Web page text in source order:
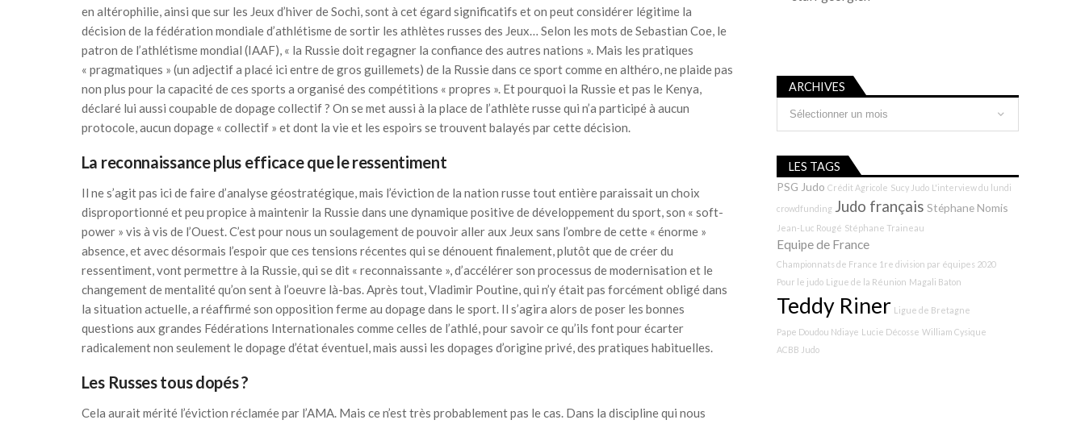
en altérophilie, ainsi que sur les Jeux d’hiver de Sochi, sont à cet égard significatifs et on peut considérer légitime la
décision de la fédération mondiale d’athlétisme de sortir les athlètes russes des Jeux… Selon les mots de Sebastian Coe, le
patron de l’athlétisme mondial (IAAF), « la Russie doit regagner la confiance des autres nations ». Mais les pratiques
« pragmatiques » (un adjectif a placé ici entre de gros guillemets) de la Russie dans ce sport comme en althéro, ne plaide pas
non plus pour la capacité de ces sports a organisé des compétitions « propres ». Et pourquoi la Russie et pas le Kenya,
déclaré lui aussi coupable de dopage collectif ? On se met aussi à la place de l’athlète russe qui n’a participé à aucun
protocole, aucun dopage « collectif » et dont la vie et les espoirs se trouvent balayés par cette décision.
La reconnaissance plus efficace que le ressentiment
Il ne s’agit pas ici de faire d’analyse géostratégique, mais l’éviction de la nation russe tout entière paraissait un choix
disproportionné et peu propice à maintenir la Russie dans une dynamique positive de développement du sport, son « soft-
power » vis à vis de l’Ouest. C’est pour nous un soulagement de pouvoir aller aux Jeux sans l’ombre de cette « énorme »
absence, et avec désormais l’espoir que ces tensions récentes qui se dénouent finalement, plutôt que de créer du
ressentiment, vont permettre à la Russie, qui se dit « reconnaissante », d’accélérer son processus de modernisation et le
changement de mentalité qu’on sent à l’oeuvre là-bas. Après tout, Vladimir Poutine, qui n’y était pas forcément obligé dans
la situation actuelle, a réaffirmé son opposition ferme au dopage dans le sport. Il s’agira alors de poser les bonnes
questions aux grandes Fédérations Internationales comme celles de l’athlé, pour savoir ce qu’ils font pour écarter
radicalement non seulement le dopage d’état éventuel, mais aussi les dopages d’origine privé, des pratiques habituelles.
Les Russes tous dopés ?
Cela aurait mérité l’éviction réclamée par l’AMA. Mais ce n’est très probablement pas le cas. Dans la discipline qui nous
ARCHIVES
LES TAGS
PSG Judo Crédit Agricole Sucy Judo L'interview du lundi
crowdfunding Judo français Stéphane Nomis
Jean-Luc Rougé Stéphane Traineau
Equipe de France
Championnats de France 1re division par équipes 2020
Pour le judo Ligue de la Réunion Magali Baton
Teddy Riner Ligue de Bretagne
Pape Doudou Ndiaye Lucie Décosse William Cysique
ACBB Judo